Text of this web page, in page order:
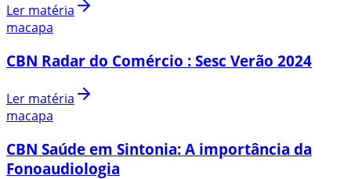
Ler matéria
macapa
CBN Radar do Comércio : Sesc Verão 2024
Ler matéria
macapa
CBN Saúde em Sintonia: A importância da
Fonoaudiologia